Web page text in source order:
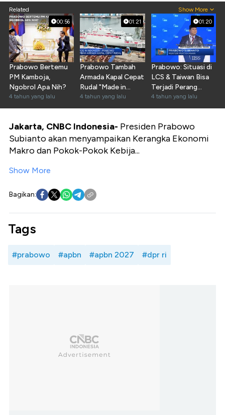
Related Show More
00:56
Prabowo Bertemu
PM Kamboja,
Ngobrol Apa Nih?
4 tahun yang lalu
01:21
Prabowo Tambah
Armada Kapal Cepat
Rudal "Made in
Indonesia"
4 tahun yang lalu
01:20
Prabowo: Situasi di
LCS & Taiwan Bisa
Terjadi Perang
Terbuka
4 tahun yang lalu
Jakarta, CNBC Indonesia- Presiden Prabowo
Subianto akan menyampaikan Kerangka Ekonomi
Makro dan Pokok-Pokok Kebija...
Show More
Bagikan:
Tags
#prabowo #apbn #apbn 2027 #dpr ri